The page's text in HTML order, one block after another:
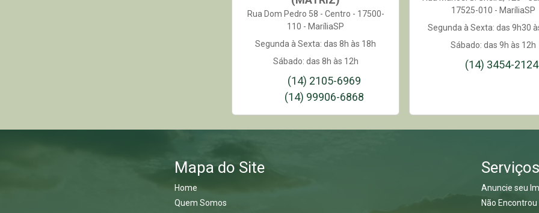
Rua Dom Pedro 58 - Centro - 17500-
110 - MaríliaSP
Segunda à Sexta: das 8h às 18h
Sábado: das 8h às 12h
(14) 2105-6969
(14) 99906-6868
17525-010 - MaríliaSP
Segunda à Sexta: das 9h30
Sábado: das 9h às 12h
(14) 3454-2124
Mapa do Site
Home
Quem Somos
Serviços
Anuncie seu
Não Encontrou